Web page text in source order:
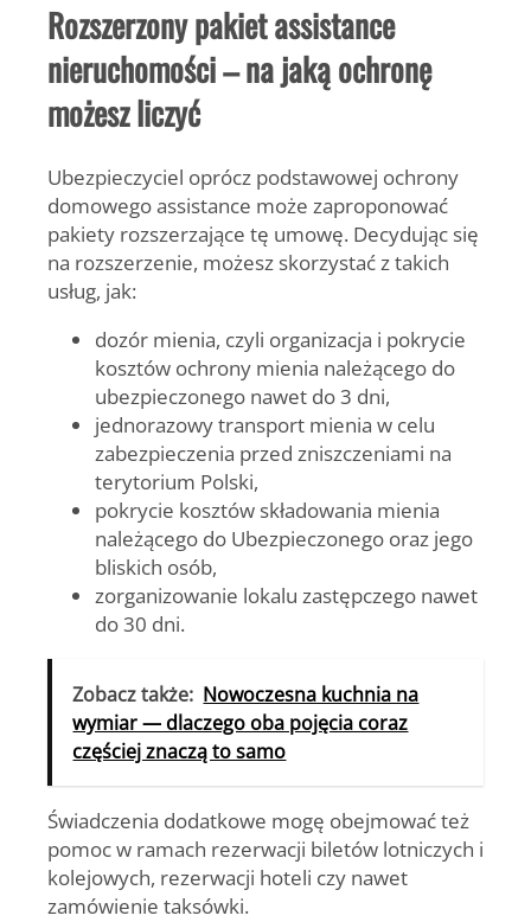
Rozszerzony pakiet assistance
nieruchomości – na jaką ochronę
możesz liczyć
Ubezpieczyciel oprócz podstawowej ochrony
domowego assistance może zaproponować
pakiety rozszerzające tę umowę. Decydując się
na rozszerzenie, możesz skorzystać z takich
usług, jak:
dozór mienia, czyli organizacja i pokrycie
kosztów ochrony mienia należącego do
ubezpieczonego nawet do 3 dni,
jednorazowy transport mienia w celu
zabezpieczenia przed zniszczeniami na
terytorium Polski,
pokrycie kosztów składowania mienia
należącego do Ubezpieczonego oraz jego
bliskich osób,
zorganizowanie lokalu zastępczego nawet
do 30 dni.
Zobacz także: Nowoczesna kuchnia na
wymiar — dlaczego oba pojęcia coraz
częściej znaczą to samo
Świadczenia dodatkowe mogę obejmować też
pomoc w ramach rezerwacji biletów lotniczych i
kolejowych, rezerwacji hoteli czy nawet
zamówienie taksówki.